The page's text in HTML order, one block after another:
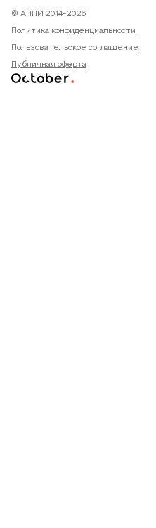
© АПНИ 2014-2026
Политика конфиденциальности
Пользовательское соглашение
Публичная оферта